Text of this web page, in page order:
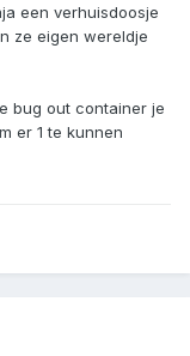
een verhuisdoosje
ze eigen wereldje
bug out container je
er 1 te kunnen